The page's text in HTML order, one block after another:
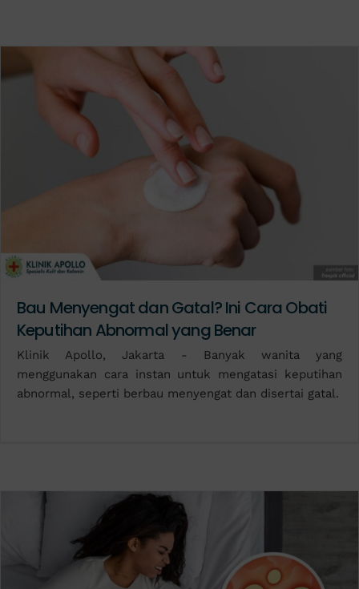
Bau Menyengat dan Gatal? Ini Cara Obati
Keputihan Abnormal yang Benar
Klinik Apollo, Jakarta - Banyak wanita yang
menggunakan cara instan untuk mengatasi keputihan
abnormal, seperti berbau menyengat dan disertai gatal.